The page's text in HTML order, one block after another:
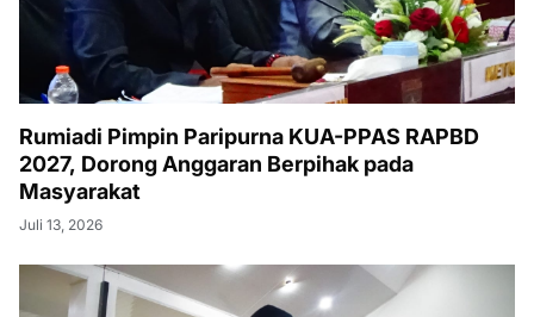
Rumiadi Pimpin Paripurna KUA-PPAS RAPBD
2027, Dorong Anggaran Berpihak pada
Masyarakat
Juli 13, 2026